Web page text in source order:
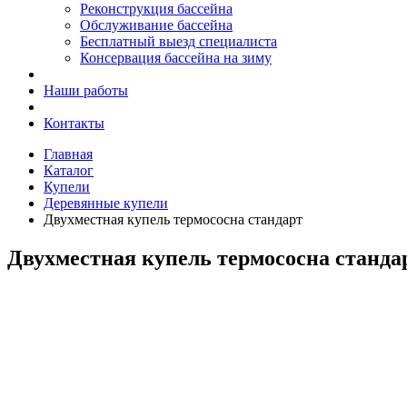
Реконструкция бассейна
Обслуживание бассейна
Бесплатный выезд специалиста
Консервация бассейна на зиму
Наши работы
Контакты
Главная
Каталог
Купели
Деревянные купели
Двухместная купель термососна стандарт
Двухместная купель термососна